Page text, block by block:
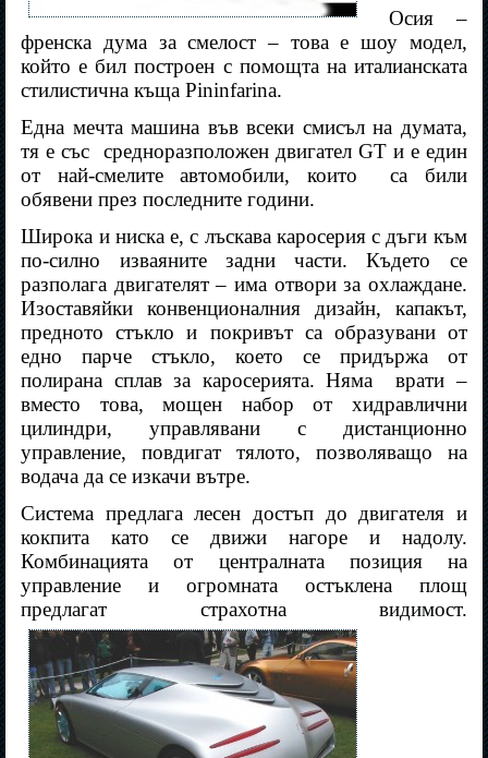
Осия –
френска дума за смелост – това е шоу модел,
който е бил построен с помощта на италианската
стилистична къща Pininfarina.
Една мечта машина във всеки смисъл на думата,
тя е със
средноразположен двигател GT и е един
от най-смелите автомобили, които
са били
обявени през последните години.
Широка и ниска е, с лъскава каросерия с дъги към
по-силно изваяните задни части. Където се
разполага двигателят – има отвори за охлаждане.
Изоставяйки конвенционалния дизайн, капакът,
предното стъкло и покривът са образувани от
едно парче стъкло, което се придържа от
полирана сплав за каросерията. Няма
врати –
вместо това, мощен набор от хидравлични
цилиндри, управлявани с дистанционно
управление, повдигат тялото, позволяващо на
водача да се изкачи вътре.
Система предлага лесен достъп до двигателя и
кокпита като се движи нагоре и надолу.
Комбинацията от централната позиция на
управление и огромната остъклена площ
предлагат страхотна видимост.